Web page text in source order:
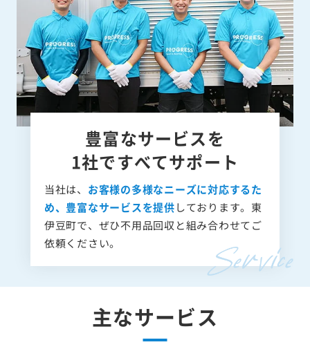
豊富なサービスを
1社ですべてサポート
当社は、 お客様の多様なニーズに対応するた
め、豊富なサービスを提供しております。東
伊豆町で、ぜひ不用品回収と組み合わせてご
依頼ください。
主なサービス